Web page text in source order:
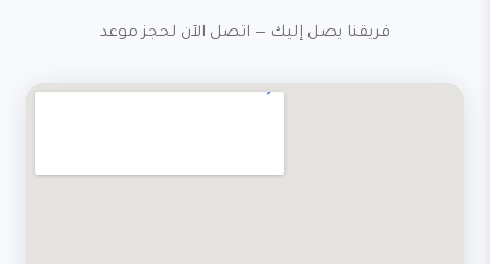
فريقنا يصل إليك — اتصل الآن لحجز موعد